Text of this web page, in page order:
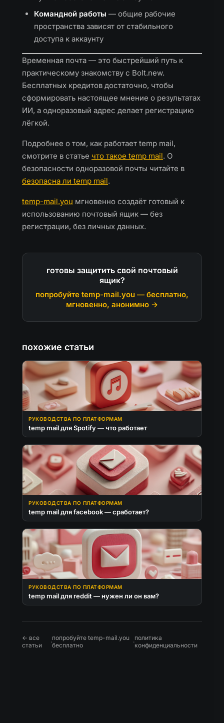
Командной работы — общие рабочие
пространства зависят от стабильного
доступа к аккаунту
Временная почта — это быстрейший путь к
практическому знакомству с Bolt.new.
Бесплатных кредитов достаточно, чтобы
сформировать настоящее мнение о результатах
ИИ, а одноразовый адрес делает регистрацию
лёгкой.
Подробнее о том, как работает temp mail,
смотрите в статье что такое temp mail. О
безопасности одноразовой почты читайте в
безопасна ли temp mail.
temp-mail.you мгновенно создаёт готовый к
использованию почтовый ящик — без
регистрации, без личных данных.
готовы защитить свой почтовый
ящик?
попробуйте temp-mail.you — бесплатно,
мгновенно, анонимно →
похожие статьи
РУКОВОДСТВА ПО ПЛАТФОРМАМ
temp mail для Spotify — что работает
РУКОВОДСТВА ПО ПЛАТФОРМАМ
temp mail для facebook — сработает?
РУКОВОДСТВА ПО ПЛАТФОРМАМ
temp mail для reddit — нужен ли он вам?
← все
статьи
·попробуйте temp-mail.you
бесплатно
·политика
конфиденциальности